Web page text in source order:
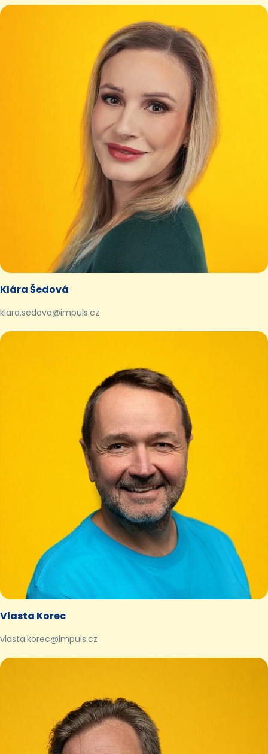
Klára Šedová
klara.sedova@impuls.cz
Vlasta Korec
vlasta.korec@impuls.cz